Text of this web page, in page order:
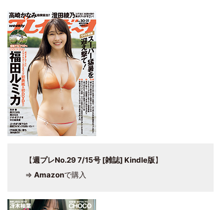
【週プレNo.29 7/15号 [雑誌] Kindle版】
⇒ Amazonで購入